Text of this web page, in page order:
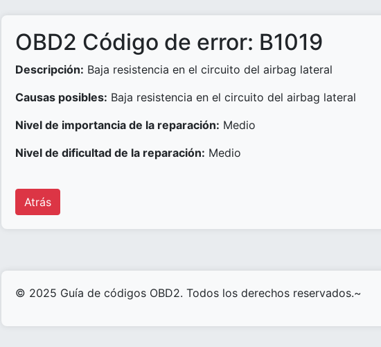
OBD2 Código de error: B1019
Descripción: Baja resistencia en el circuito del airbag lateral
Causas posibles: Baja resistencia en el circuito del airbag lateral
Nivel de importancia de la reparación: Medio
Nivel de dificultad de la reparación: Medio
Atrás
© 2025 Guía de códigos OBD2. Todos los derechos reservados.~